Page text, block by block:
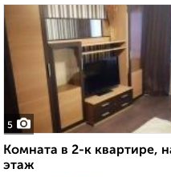
5
Комната в 2-к квартире,
этаж